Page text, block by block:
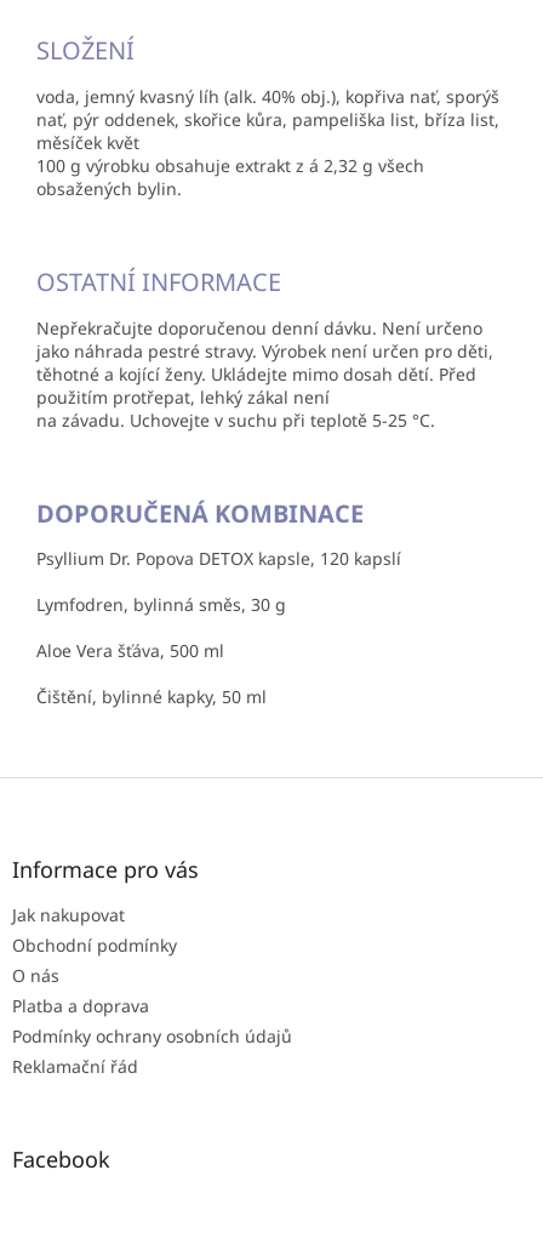
SLOŽENÍ
voda, jemný kvasný líh (alk. 40% obj.), kopřiva nať, sporýš
nať, pýr oddenek, skořice kůra, pampeliška list, bříza list,
měsíček květ
100 g výrobku obsahuje extrakt z á 2,32 g všech
obsažených bylin.
OSTATNÍ INFORMACE
Nepřekračujte doporučenou denní dávku. Není určeno
jako náhrada pestré stravy. Výrobek není určen pro děti,
těhotné a kojící ženy. Ukládejte mimo dosah dětí. Před
použitím protřepat, lehký zákal není
na závadu. Uchovejte v suchu při teplotě 5-25 °C.
DOPORUČENÁ KOMBINACE
Psyllium Dr. Popova DETOX kapsle, 120 kapslí
Lymfodren, bylinná směs, 30 g
Aloe Vera šťáva, 500 ml
Čištění, bylinné kapky, 50 ml
Z
Informace pro vás
Jak nakupovat
Obchodní podmínky
O nás
Platba a doprava
Podmínky ochrany osobních údajů
Reklamační řád
Facebook